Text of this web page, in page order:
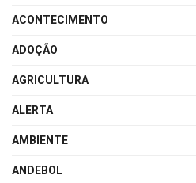
ACONTECIMENTO
ADOÇÃO
AGRICULTURA
ALERTA
AMBIENTE
ANDEBOL